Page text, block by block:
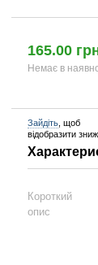
165.00
Немає в
Зайдіть , щоб
відобразити
Короткий
опис